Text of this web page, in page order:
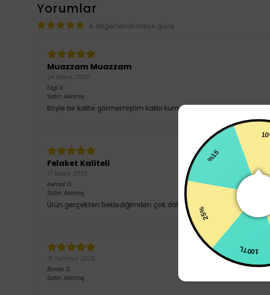
Yorumlar
4 değerlendirmeye göre
Muazzam Muazzam
24 Mayıs 2026
Ezgi K.
Satın Alınmış
Böyle bir kalite görmemiştim kalıbı kumaşı renkleri gerçekten
Felaket Kaliteli
17 Mayıs 2026
Kemal G.
Satın Alınmış
Ürün gerçekten beklediğimden çok daha iyi çıktı bundan sonra tek
31 Temmuz 2026
Boran D.
Satın Alınmış
100TL